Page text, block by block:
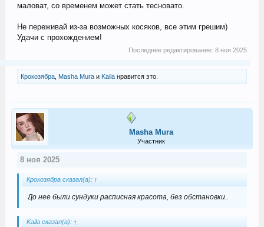
маловат, со временем может стать тесновато.
Не переживай из-за возможных косяков, все этим грешим)
Удачи с прохождением!
Последнее редактирование:8 ноя 2025
Крокозябра, Masha Muraи Kailaнравится это.
Masha Mura
Участник
8 ноя 2025
Крокозябра сказал(а): ↑
До нее были сундуки расписная красота, без обстановки..
Kaila сказал(а): ↑